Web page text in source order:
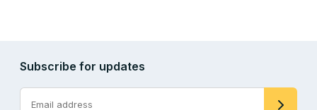
Subscribe for updates